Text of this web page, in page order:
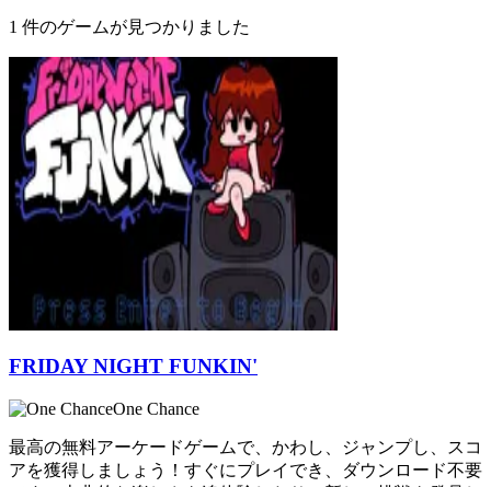
1 件のゲームが見つかりました
FRIDAY NIGHT FUNKIN'
One Chance
最高の無料アーケードゲームで、かわし、ジャンプし、スコ
アを獲得しましょう！すぐにプレイでき、ダウンロード不要